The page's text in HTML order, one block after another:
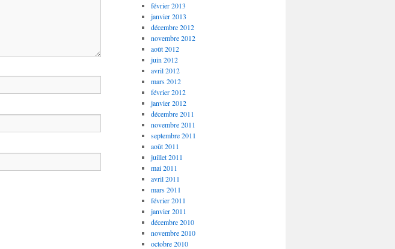
février 2013
janvier 2013
décembre 2012
novembre 2012
août 2012
juin 2012
avril 2012
mars 2012
février 2012
janvier 2012
décembre 2011
novembre 2011
septembre 2011
août 2011
juillet 2011
mai 2011
avril 2011
mars 2011
février 2011
janvier 2011
décembre 2010
novembre 2010
octobre 2010